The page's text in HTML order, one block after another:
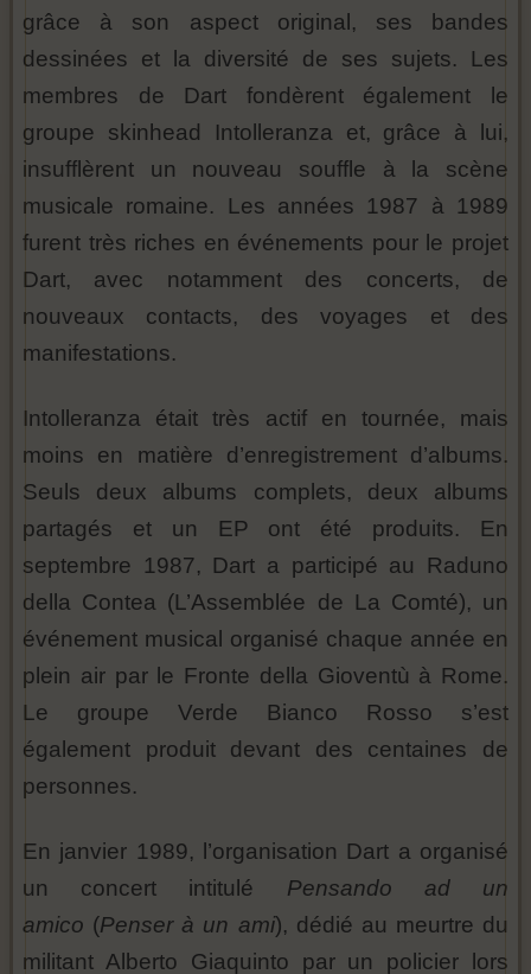
grâce à son aspect original, ses bandes
dessinées et la diversité de ses sujets. Les
membres de Dart fondèrent également le
groupe skinhead Intolleranza et, grâce à lui,
insufflèrent un nouveau souffle à la scène
musicale romaine. Les années 1987 à 1989
furent très riches en événements pour le projet
Dart, avec notamment des concerts, de
nouveaux contacts, des voyages et des
manifestations.
Intolleranza était très actif en tournée, mais
moins en matière d’enregistrement d’albums.
Seuls deux albums complets, deux albums
partagés et un EP ont été produits. En
septembre 1987, Dart a participé au Raduno
della Contea (L’Assemblée de La Comté), un
événement musical organisé chaque année en
plein air par le Fronte della Gioventù à Rome.
Le groupe Verde Bianco Rosso s’est
également produit devant des centaines de
personnes.
En janvier 1989, l’organisation Dart a organisé
un concert intitulé Pensando ad un
amico (Penser à un ami), dédié au meurtre du
militant Alberto Giaquinto par un policier lors